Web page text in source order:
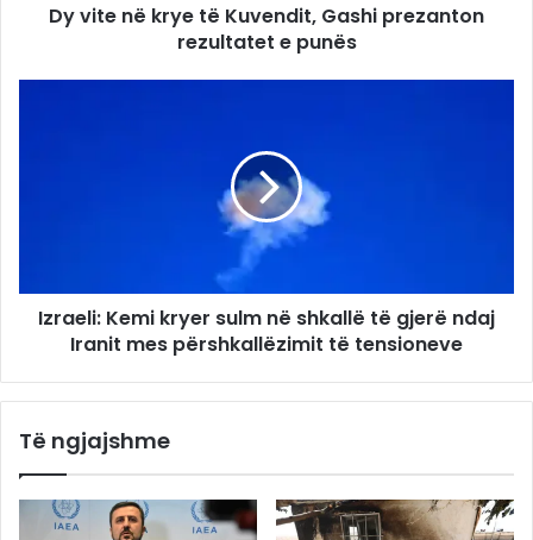
Dy vite në krye të Kuvendit, Gashi prezanton
rezultatet e punës
Izraeli: Kemi kryer sulm në shkallë të gjerë ndaj
Iranit mes përshkallëzimit të tensioneve
Të ngjajshme